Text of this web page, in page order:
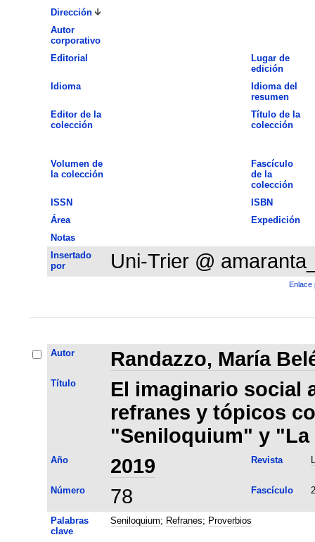
Dirección
Autor
corporativo
Editorial
Lugar de
edición
Idioma
Idioma del
resumen
Editor de la
colección
Título de la
colección
Volumen de
la colección
Fascículo
de la
colección
ISSN
ISBN
Área
Expedición
Notas
Insertado
por
Uni-Trier @
Enlace
Autor Randazzo, María
Título
El imaginario social
refranes y tópicos
"Seniloquium" y "La
Año 2019 Revista
Número 78 Fascículo 2
Palabras
clave
Seniloquium; Refranes; Proverbios